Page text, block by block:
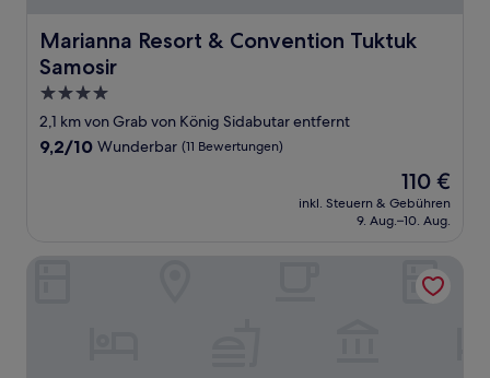
Marianna Resort & Convention Tuktuk
Samosir
Marianna Resort & Convention Tuktuk Samosir
4.0-
Sterne-
Unterkunft
2,1 km von Grab von König Sidabutar entfernt
9.2
9,2/10 Wunderbar (11 Bewertungen)
Der
Preis
beträgt
110 €
inkl. Steuern & Gebühren
9. Aug.–10. Aug.